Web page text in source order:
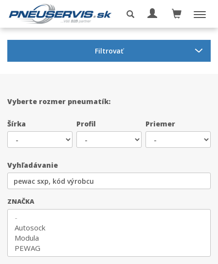
Filtrovať
Vyberte rozmer pneumatík:
Šírka Profil Priemer
Vyhľadávanie
ZNAČKA